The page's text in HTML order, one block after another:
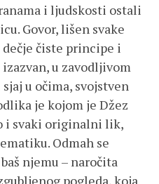
i ljudskosti ostali
Govor, lišen svake
čiste principe i
u zavodljivom
u očima, svojstven
je kojom je Džez
i svaki originalni lik,
Odmah se
njemu – naročita
pogleda, koja